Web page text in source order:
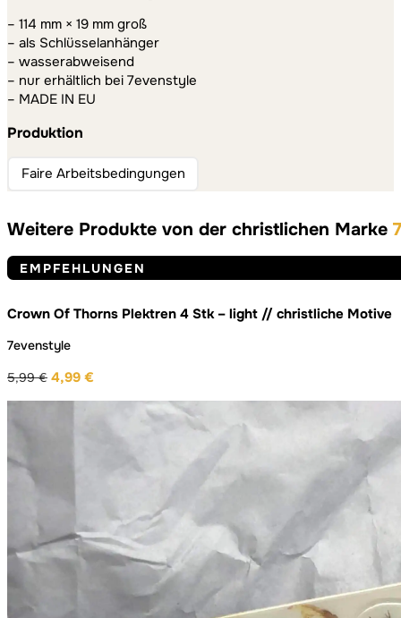
– 114 mm × 19 mm groß
– als Schlüsselanhänger
– wasserabweisend
– nur erhältlich bei 7evenstyle
– MADE IN EU
Produktion
Faire Arbeitsbedingungen
Weitere Produkte von der christlichen Marke
EMPFEHLUNGEN
Crown Of Thorns Plektren 4 Stk – light // christliche Motive
7evenstyle
5,99€
Ursprünglicher
4,99 €